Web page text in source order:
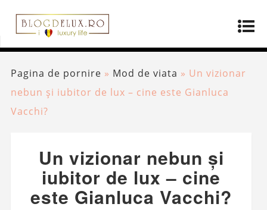
Pagina de pornire » Mod de viata » Un vizionar
nebun și iubitor de lux – cine este Gianluca
Vacchi?
Un vizionar nebun și
iubitor de lux – cine
este Gianluca Vacchi?